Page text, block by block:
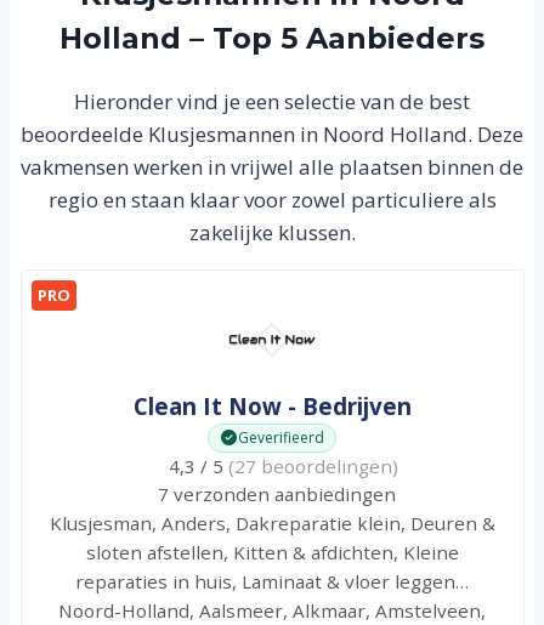
Holland – Top 5 Aanbieders
Hieronder vind je een selectie van de best
beoordeelde Klusjesmannen in Noord Holland. Deze
vakmensen werken in vrijwel alle plaatsen binnen de
regio en staan klaar voor zowel particuliere als
zakelijke klussen.
PRO
Clean It Now - Bedrijven
Geverifieerd
4,3 / 5 (27 beoordelingen)
7 verzonden aanbiedingen
Klusjesman, Anders, Dakreparatie klein, Deuren &
sloten afstellen, Kitten & afdichten, Kleine
reparaties in huis, Laminaat & vloer leggen…
Noord-Holland, Aalsmeer, Alkmaar, Amstelveen,